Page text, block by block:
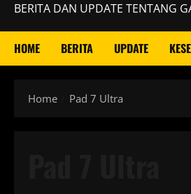
BERITA DAN UPDATE TENTANG
HOME BERITA UPDATE
Home Pad 7 Ultra